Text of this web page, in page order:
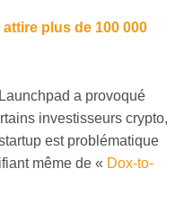
plus de 100 000
a provoqué
investisseurs crypto,
est problématique
même de « Dox-to-